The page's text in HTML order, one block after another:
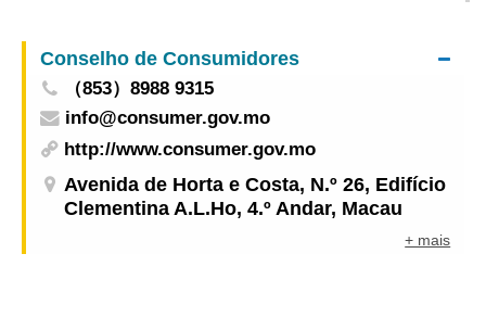
Conselho de Consumidores
（853）8988 9315
info@consumer.gov.mo
http://www.consumer.gov.mo
Avenida de Horta e Costa, N.º 26, Edifício
Clementina A.L.Ho, 4.º Andar, Macau
+ mais